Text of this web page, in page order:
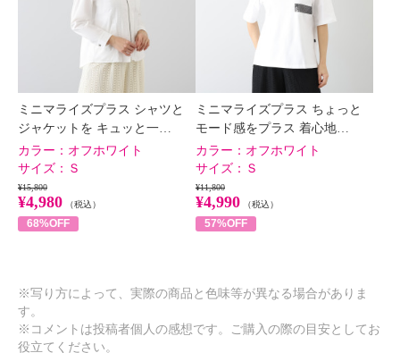
ミニマライズプラス シャツと
ジャケットを キュッと一…
カラー： オフホワイト
サイズ： Ｓ
¥15,800
¥4,980 （税込）
68%OFF
ミニマライズプラス ちょっと
モード感をプラス 着心地…
カラー： オフホワイト
サイズ： Ｓ
¥11,800
¥4,990 （税込）
57%OFF
※写り方によって、実際の商品と色味等が異なる場合がありま
す。
※コメントは投稿者個人の感想です。ご購入の際の目安としてお
役立てください。